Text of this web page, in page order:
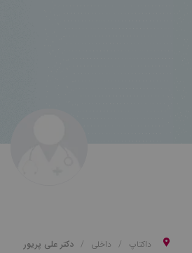
داکتاپ داخلی دکتر علی پریور